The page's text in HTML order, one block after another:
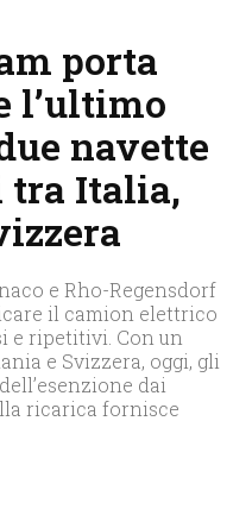
porta
l’ultimo
navette
Italia,
e Rho-Regensdorf
il camion elettrico
e ripetitivi. Con un
e Svizzera, oggi, gli
dai
ricarica fornisce